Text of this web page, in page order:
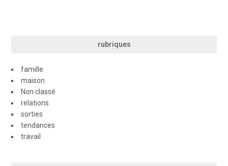
rubriques
famille
maison
Non classé
relations
sorties
tendances
travail